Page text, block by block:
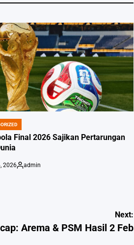
Final 2026 Sajikan Pertarungan
2026
Posted
admin
Next:
Arema & PSM Hasil 2 Feb